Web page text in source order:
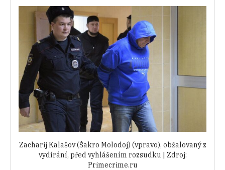
Zacharij Kalašov (Šakro Molodoj) (vpravo), obžalovaný z
vydírání, před vyhlášením rozsudku | Zdroj:
Primecrime.ru